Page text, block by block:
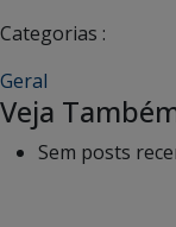
Categorias :
Geral
Veja
Sem posts